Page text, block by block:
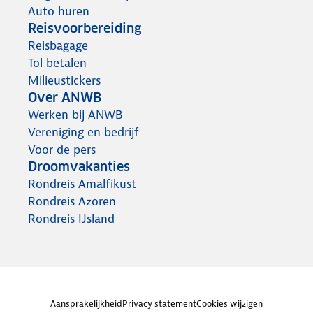
Auto huren
Reisvoorbereiding
Reisbagage
Tol betalen
Milieustickers
Over ANWB
Werken bij ANWB
Vereniging en bedrijf
Voor de pers
Droomvakanties
Rondreis Amalfikust
Rondreis Azoren
Rondreis IJsland
AansprakelijkheidPrivacy statementCookies wijzigen